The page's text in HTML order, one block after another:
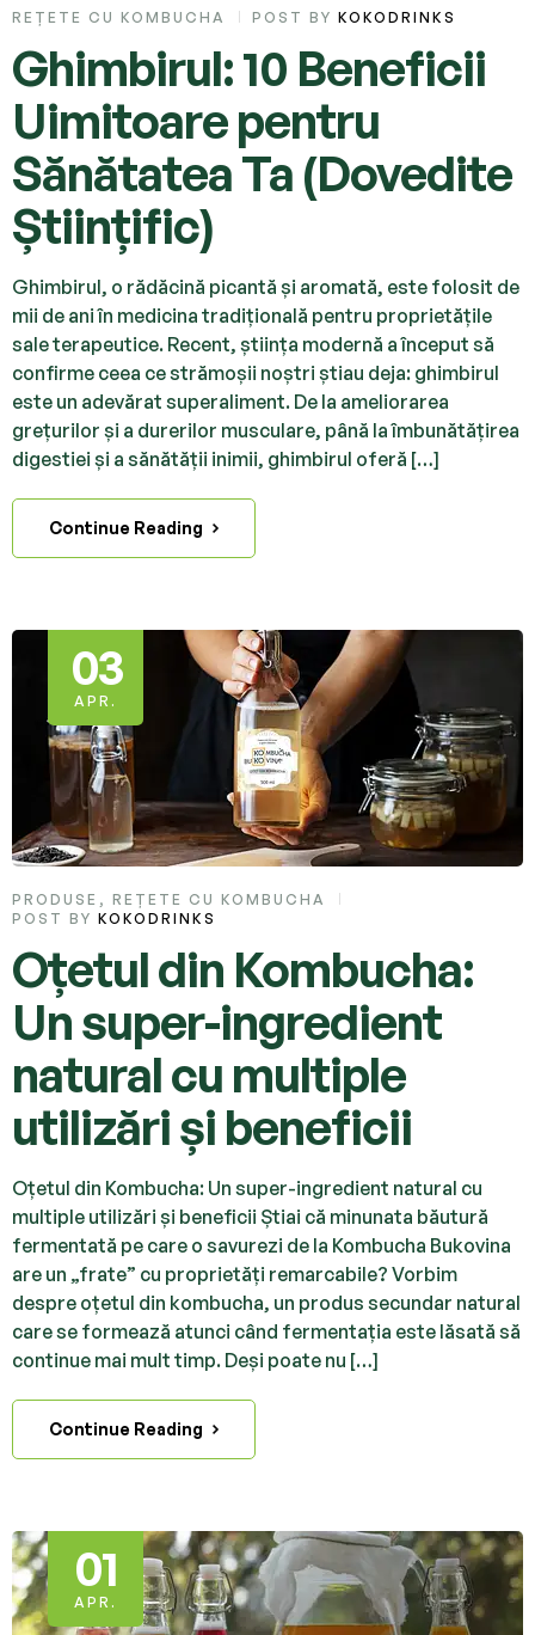
REȚETE CU KOMBUCHA POST BY KOKODRINKS
Ghimbirul: 10 Beneficii
Uimitoare pentru
Sănătatea Ta (Dovedite
Științific)
Ghimbirul, o rădăcină picantă și aromată, este folosit de
mii de ani în medicina tradițională pentru proprietățile
sale terapeutice. Recent, știința modernă a început să
confirme ceea ce strămoșii noștri știau deja: ghimbirul
este un adevărat superaliment. De la ameliorarea
grețurilor și a durerilor musculare, până la îmbunătățirea
digestiei și a sănătății inimii, ghimbirul oferă […]
Continue Reading
03
APR.
PRODUSE , REȚETE CU KOMBUCHA
POST BY KOKODRINKS
Oțetul din Kombucha:
Un super-ingredient
natural cu multiple
utilizări și beneficii
Oțetul din Kombucha: Un super-ingredient natural cu
multiple utilizări și beneficii Știai că minunata băutură
fermentată pe care o savurezi de la Kombucha Bukovina
are un „frate” cu proprietăți remarcabile? Vorbim
despre oțetul din kombucha, un produs secundar natural
care se formează atunci când fermentația este lăsată să
continue mai mult timp. Deși poate nu […]
Continue Reading
01
APR.